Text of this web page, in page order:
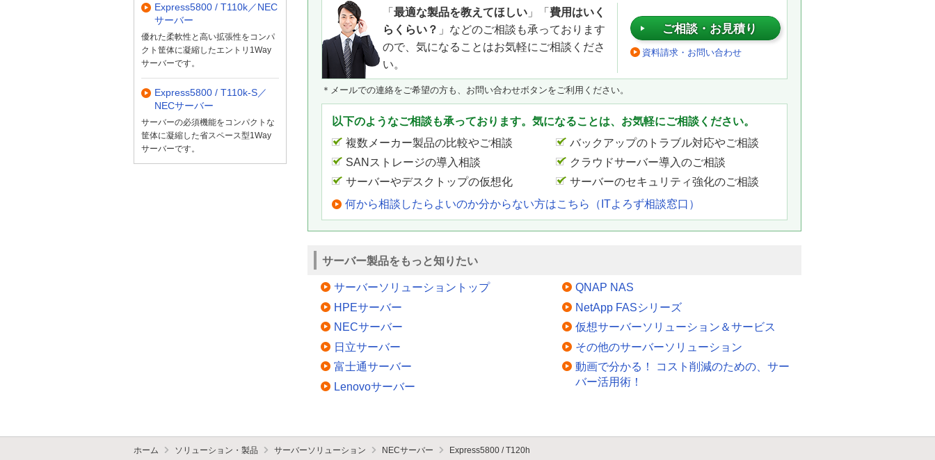
「 最適な製品を教えてほしい 」「 費用はいく
らくらい？ 」などのご相談も承っております
ので、気になることはお気軽にご相談くださ
い。
ご相談・お見積り
資料請求・お問い合わせ
＊メールでの連絡をご希望の方も、お問い合わせボタンをご利用ください。
以下のようなご相談も承っております。気になることは、お気軽にご相談ください。
複数メーカー製品の比較やご相談
バックアップのトラブル対応やご相談
SANストレージの導入相談
クラウドサーバー導入のご相談
サーバーやデスクトップの仮想化
サーバーのセキュリティ強化のご相談
何から相談したらよいのか分からない方はこちら（ITよろず相談窓口）
サーバー製品をもっと知りたい
サーバーソリューショントップ
HPEサーバー
NECサーバー
日立サーバー
富士通サーバー
Lenovoサーバー
QNAP NAS
NetApp FASシリーズ
仮想サーバーソリューション＆サービス
その他のサーバーソリューション
動画で分かる！ コスト削減のための、サー
バー活用術！
Express5800 / T110k／NEC
サーバー
優れた柔軟性と高い拡張性をコンパ
クト筐体に凝縮したエントリ1Way
サーバーです。
Express5800 / T110k-S／
NECサーバー
サーバーの必須機能をコンパクトな
筐体に凝縮した省スペース型1Way
サーバーです。
ホーム ソリューション・製品 サーバーソリューション NECサーバー Express5800 / T120h